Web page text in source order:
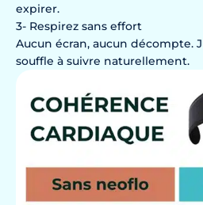
expirer.
3- Respirez sans effort
Aucun écran, aucun décompte.
souffle à suivre naturellement.